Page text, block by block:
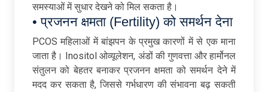
समस्याओं में सुधार देखने को मिल सकता है।
• प्रजनन क्षमता (Fertility) को समर्थन देना
PCOS महिलाओं में बांझपन के प्रमुख कारणों में से एक माना
जाता है। Inositol ओव्यूलेशन, अंडों की गुणवत्ता और हार्मोनल
संतुलन को बेहतर बनाकर प्रजनन क्षमता को समर्थन देने में
मदद कर सकता है, जिससे गर्भधारण की संभावना बढ़ सकती